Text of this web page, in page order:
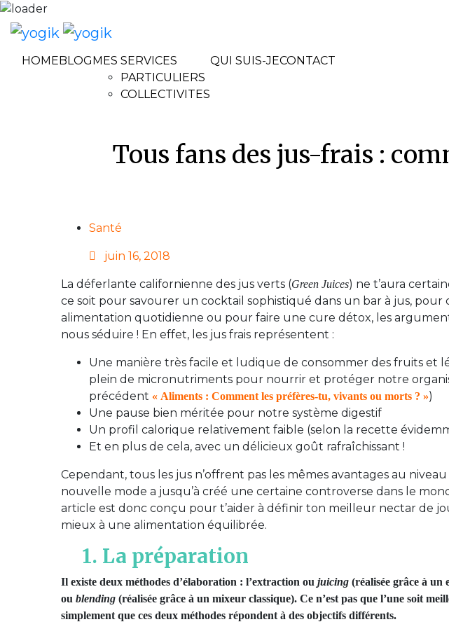
HOMEBLOGMES SERVICES
PARTICULIERS
COLLECTIVITES
QUI SUIS-JECONTACT
Tous fans des jus-frais :
Santé
Posted
juin 16, 2018
La déferlante californienne des jus verts (Green Juices) ne t’aura
ce soit pour savourer un cocktail sophistiqué dans un bar à jus,
alimentation quotidienne ou pour faire une cure détox, les
nous séduire ! En effet, les jus frais représentent :
Une manière très facile et ludique de consommer des fruits et
plein de micronutriments pour nourrir et protéger notre
précédent « Aliments : Comment les préfères-tu, vivants ou morts ? »)
Une pause bien méritée pour notre système digestif
Un profil calorique relativement faible (selon la recette
Et en plus de cela, avec un délicieux goût rafraîchissant !
Cependant, tous les jus n’offrent pas les mêmes avantages au
nouvelle mode a jusqu’à créé une certaine controverse dans le
article est donc conçu pour t’aider à définir ton meilleur nectar de
mieux à une alimentation équilibrée.
1. La préparation
Il existe deux méthodes d’élaboration : l’extraction ou juicing (réalisée grâce à un
ou blending (réalisée grâce à un mixeur classique). Ce n’est pas que l’une soit
simplement que ces deux méthodes répondent à des objectifs différents.